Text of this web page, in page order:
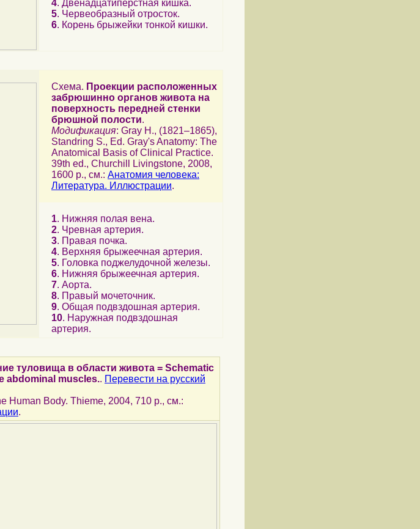
4. Двенадцатиперстная кишка.
5. Червеобразный отросток.
6. Корень брыжейки тонкой кишки.
Схема. Проекции расположенных
забрюшинно органов живота на
поверхность передней стенки
брюшной полости.
Модификация: Gray H., (1821–1865),
Standring S., Ed. Gray's Anatomy: The
Anatomical Basis of Clinical Practice.
39th ed., Churchill Livingstone, 2008,
1600 p., см.: Анатомия человека:
Литература. Иллюстрации.
1. Нижняя полая вена.
2. Чревная артерия.
3. Правая почка.
4. Верхняя брыжеечная артерия.
5. Головка поджелудочной железы.
6. Нижняя брыжеечная артерия.
7. Аорта.
8. Правый мочеточник.
9. Общая подвздошная артерия.
10. Наружная подвздошная
артерия.
туловища в области живота = Schematic
abdominal muscles.. Перевести на русский
Human Body. Thieme, 2004, 710 p., см.:
.